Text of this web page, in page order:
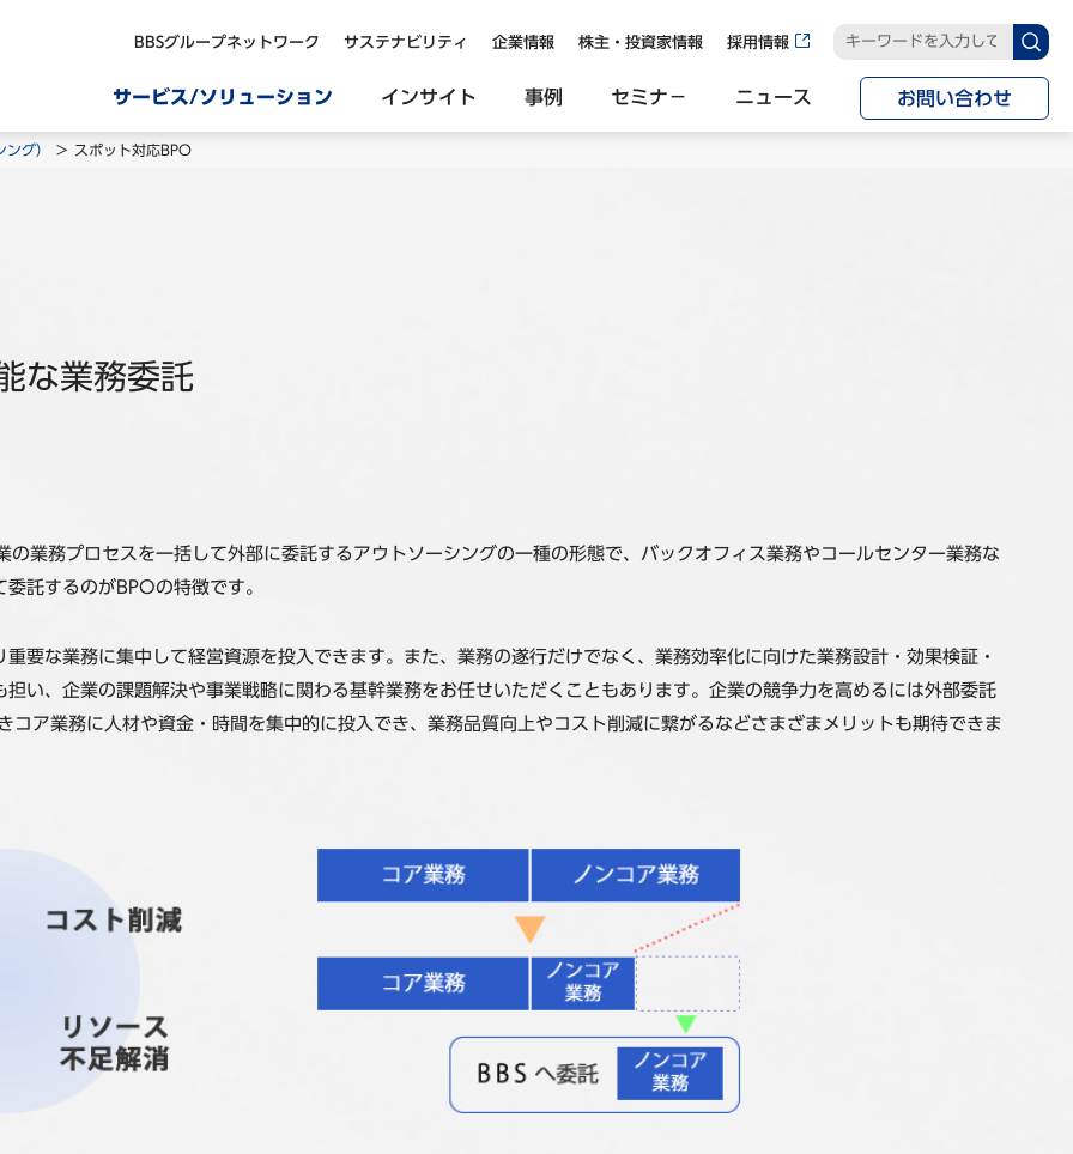
BBSグループネットワーク サステナビリティ 企業情報 株主・投資家情報 採用情報
サービス/ソリューション インサイト 事例 セミナ− ニュース お問い合わせ
グ） スポット対応BPO
な業務委託
業務プロセスを一括して外部に委託するアウトソーシングの一種の形態で、バックオフィス業務やコールセンター業務な
託するのがBPOの特徴です。
要な業務に集中して経営資源を投入できます。また、業務の遂行だけでなく、業務効率化に向けた業務設計・効果検証・
い、企業の課題解決や事業戦略に関わる基幹業務をお任せいただくこともあります。企業の競争力を高めるには外部委託
ア業務に人材や資金・時間を集中的に投入でき、業務品質向上やコスト削減に繋がるなどさまざまメリットも期待できま